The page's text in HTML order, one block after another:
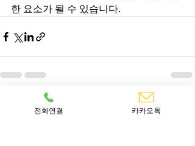
한 요소가 될 수 있습니다.
최근 게시물 전체 보기
전화연결 카카오톡